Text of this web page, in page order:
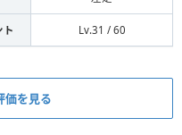
Lv.31 / 60
を見る